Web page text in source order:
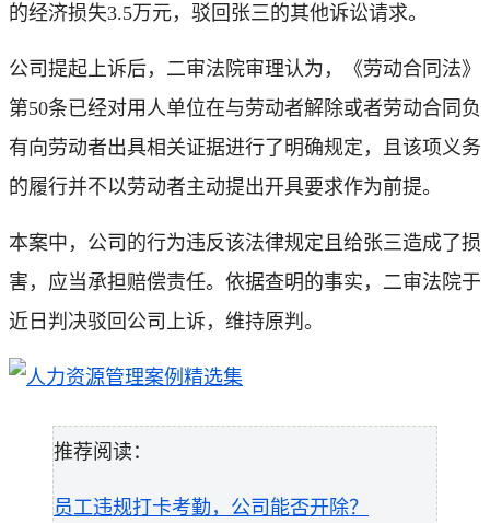
的经济损失3.5万元，驳回张三的其他诉讼请求。
公司提起上诉后，二审法院审理认为，《劳动合同法》
第50条已经对用人单位在与劳动者解除或者劳动合同负
有向劳动者出具相关证据进行了明确规定，且该项义务
的履行并不以劳动者主动提出开具要求作为前提。
本案中，公司的行为违反该法律规定且给张三造成了损
害，应当承担赔偿责任。依据查明的事实，二审法院于
近日判决驳回公司上诉，维持原判。
推荐阅读：
员工违规打卡考勤，公司能否开除？